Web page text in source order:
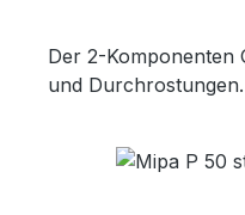
Der 2-Komponenten
und
Bildergalerie